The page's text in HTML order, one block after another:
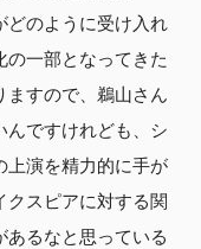
どのように受け入れ
の一部となってきた
すので、鵜山さん
んですけれども、シ
上演を精力的に手が
クスピアに対する関
るなと思っている